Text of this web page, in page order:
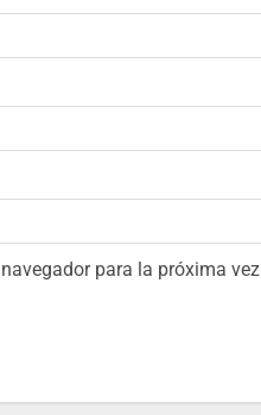
para la próxima vez